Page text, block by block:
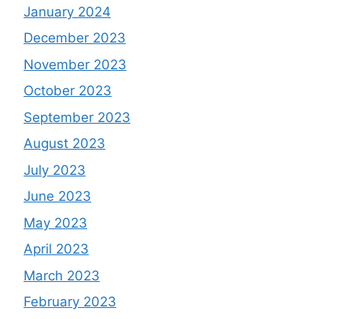
January 2024
December 2023
November 2023
October 2023
September 2023
August 2023
July 2023
June 2023
May 2023
April 2023
March 2023
February 2023